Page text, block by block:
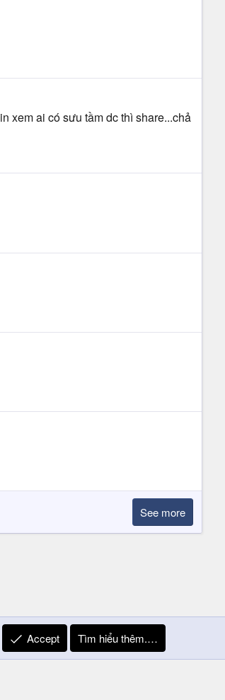
xem ai có sưu tầm dc thì share...chả
See more
Nội quy Privacy Policy Trợ giúp
S
Accept Tìm hiểu thêm.…